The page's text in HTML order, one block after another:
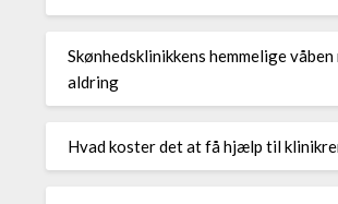
Skønhedsklinikkens hemmelige våben
aldring
Hvad koster det at få hjælp til